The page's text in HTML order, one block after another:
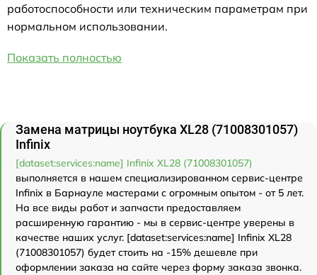
работоспособности или техническим параметрам при
нормальном использовании.
Показать полностью
Замена матрицы ноутбука XL28 (71008301057)
Infinix
[dataset:services:name] Infinix XL28 (71008301057)
выполняется в нашем специализированном сервис-центре
Infinix в Барнауле мастерами с огромным опытом - от 5 лет.
На все виды работ и запчасти предоставляем
расширенную гарантию - мы в сервис-центре уверены в
качестве наших услуг. [dataset:services:name] Infinix XL28
(71008301057) будет стоить на -15% дешевле при
оформлении заказа на сайте через форму заказа звонка.